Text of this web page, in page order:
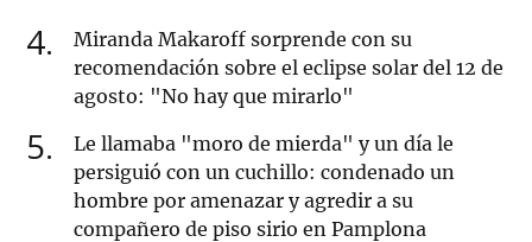
4
Miranda Makaroff sorprende con su
recomendación sobre el eclipse solar del 12 de
agosto: "No hay que mirarlo"
5
Le llamaba "moro de mierda" y un día le
persiguió con un cuchillo: condenado un
hombre por amenazar y agredir a su
compañero de piso sirio en Pamplona